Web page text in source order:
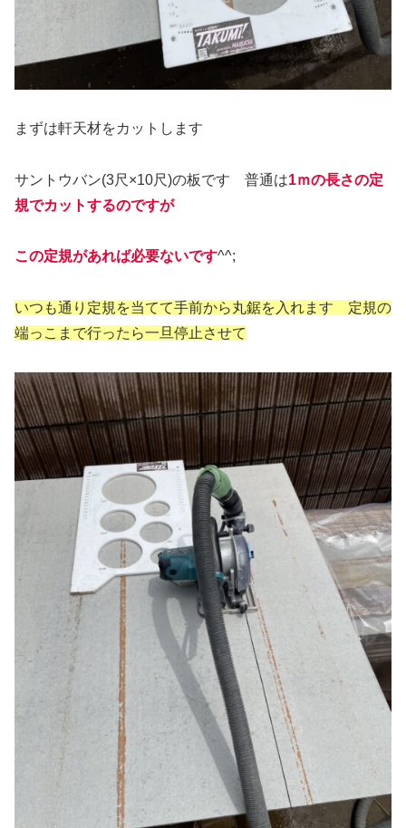
まずは軒天材をカットします
サントウバン(3尺×10尺)の板です 普通は1ｍの長さの定
規でカットするのですが
この定規があれば必要ないです^^;
いつも通り定規を当てて手前から丸鋸を入れます 定規の
端っこまで行ったら一旦停止させて